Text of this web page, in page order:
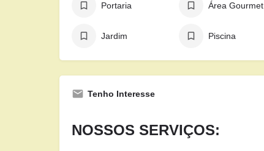
Portaria Área Gourmet
Jardim Piscina
Tenho Interesse
NOSSOS SERVIÇOS: